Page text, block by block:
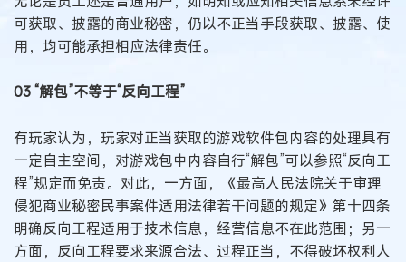
可获取、披露的商业秘密，仍以不正当手段获取、披露、使
用，均可能承担相应法律责任。
03 “解包”不等于“反向工程”
有玩家认为，玩家对正当获取的游戏软件包内容的处理具有
一定自主空间，对游戏包中内容自行“解包”可以参照“反向工
程”规定而免责。对此，一方面，《最高人民法院关于审理
侵犯商业秘密民事案件适用法律若干问题的规定》第十四条
明确反向工程适用于技术信息，经营信息不在此范围；另一
方面，反向工程要求来源合法、过程正当，不得破坏权利人